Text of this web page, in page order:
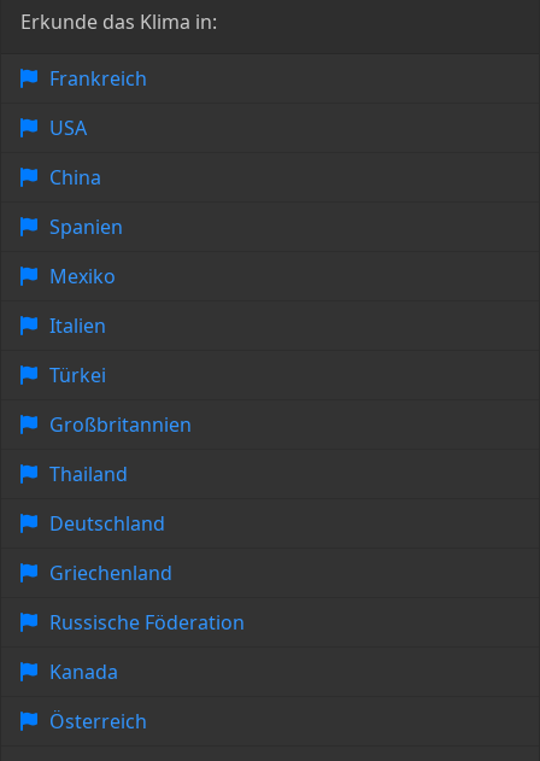
Erkunde das Klima in:
Frankreich
USA
China
Spanien
Mexiko
Italien
Türkei
Großbritannien
Thailand
Deutschland
Griechenland
Russische Föderation
Kanada
Österreich